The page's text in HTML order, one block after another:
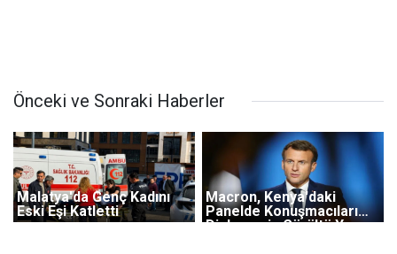
Önceki ve Sonraki Haberler
Malatya'da Genç Kadını
Eski Eşi Katletti
Macron, Kenya'daki
Panelde Konuşmacıları
Dinlemeyip Gürültü Yapan